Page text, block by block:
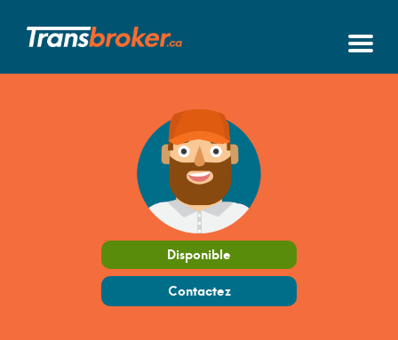
Disponible
Contactez